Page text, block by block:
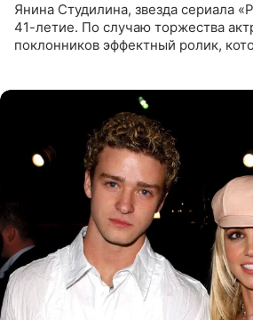
Янина Студилина, звезда сериала
41-летие. По случаю торжества
поклонников эффектный ролик,